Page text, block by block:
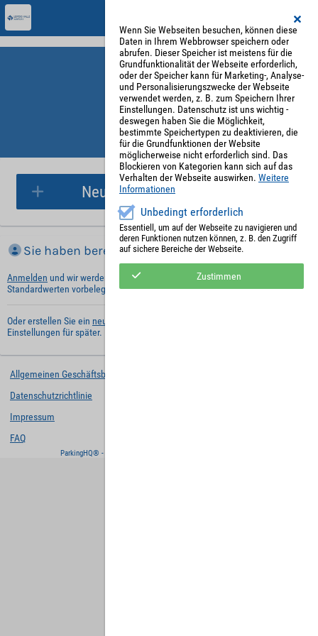
Parkplatzreservierung
Sie haben bereits ein Konto?
Anmelden und wir werden die notwendigen Informationen mit Ihren
Standardwerten vorbelegen.
Oder erstellen Sie ein neues Benutzerkonto
Einstellungen für später.
Neue Parkplatzreservierung
Allgemeinen Geschäftsbedingungen
Datenschutzrichtlinie
Impressum
FAQ
ParkingHQ® - eine Lösung von
Wenn Sie Webseiten besuchen, können diese
Daten in Ihrem Webbrowser speichern oder
abrufen. Dieser Speicher ist meistens für die
Grundfunktionalität der Webseite erforderlich,
oder der Speicher kann für Marketing-, Analyse-
und Personalisierungszwecke der Webseite
verwendet werden, z. B. zum Speichern Ihrer
Einstellungen. Datenschutz ist uns wichtig -
deswegen haben Sie die Möglichkeit,
bestimmte Speichertypen zu deaktivieren, die
für die Grundfunktionen der Website
möglicherweise nicht erforderlich sind. Das
Blockieren von Kategorien kann sich auf das
Verhalten der Webseite auswirken. Weitere
Informationen
Unbedingt erforderlich
Essentiell, um auf der Webseite zu navigieren und
deren Funktionen nutzen können, z. B. den Zugriff
auf sichere Bereiche der Webseite.
Zustimmen